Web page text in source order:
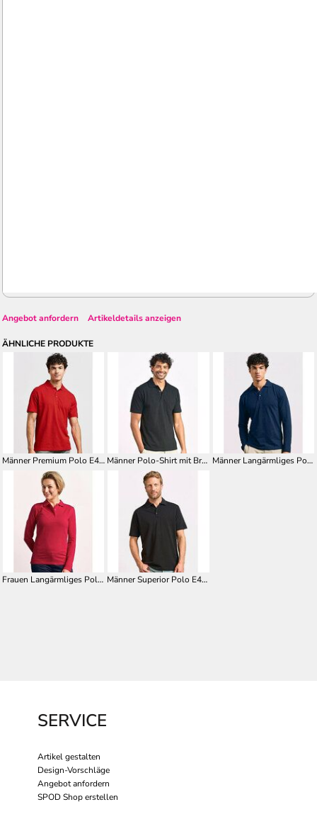
Angebot anfordern Artikeldetails anzeigen
ÄHNLICHE PRODUKTE
Männer Premium Polo E4040 Männer Polo-Shirt mit Brusttasche E4100 Männer Langärmliges Polo Shirt E4600
Frauen Langärmliges Polo Shirt E4605 Männer Superior Polo E4001
SERVICE
Artikel gestalten
Design-Vorschläge
Angebot anfordern
SPOD Shop erstellen